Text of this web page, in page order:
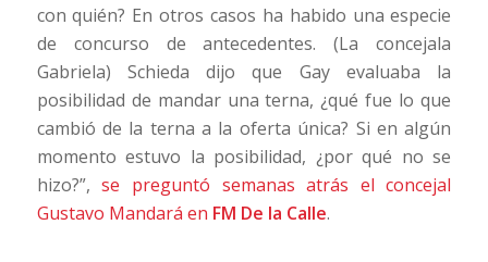
con quién? En otros casos ha habido una especie
de concurso de antecedentes. (La concejala
Gabriela) Schieda dijo que Gay evaluaba la
posibilidad de mandar una terna, ¿qué fue lo que
cambió de la terna a la oferta única? Si en algún
momento estuvo la posibilidad, ¿por qué no se
hizo?”,se preguntó semanas atrás el concejal
Gustavo Mandará en FM De la Calle.